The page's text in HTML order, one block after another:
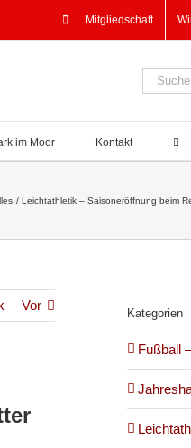
Mitgliedschaft
Suche
nach:
im Moor Kontakt
Leichtathletik – Saisoneröffnung beim
Vor
Kategorien
Fußball